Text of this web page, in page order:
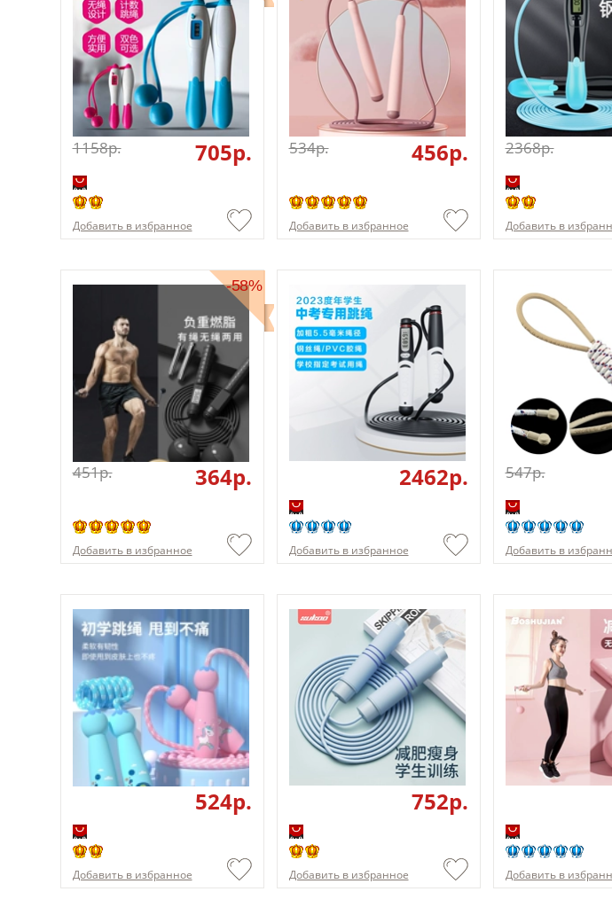
1158p. 705p.
Добавить в избранное
534p. 456p.
Добавить в избранное
2368p.
Добавить в
-58%
451p. 364p.
Добавить в избранное
2462p.
Добавить в избранное
547p.
Добавить в
524p.
Добавить в избранное
752p.
Добавить в избранное Добавить в